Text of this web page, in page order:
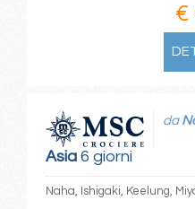
€
Asia6 giorni
da
Naha, Ishigaki, Keelung,